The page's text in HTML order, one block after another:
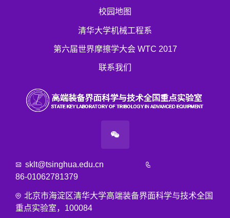
校园地图
清华大学机械工程系
第六届世界摩擦学大会 WTC 2017
联系我们
sklt@tsinghua.edu.cn
86-01062781379
北京市海淀区清华大学高端装备界面科学与技术全国
重点实验室，100084